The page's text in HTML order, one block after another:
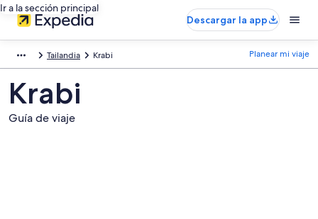
Ir a la sección principal
Descargar la app
Tailandia Krabi Planear mi viaje
Krabi
Guía de viaje